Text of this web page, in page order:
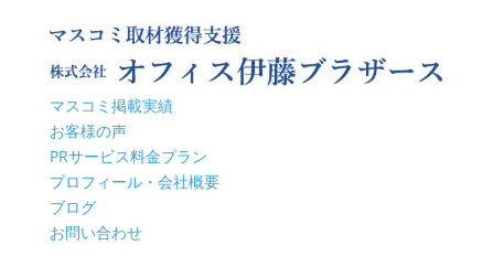
マスコミ掲載実績
お客様の声
PRサービス料金プラン
プロフィール・会社概要
ブログ
お問い合わせ